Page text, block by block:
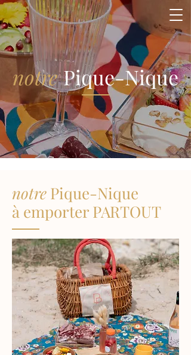
notrePique-Nique
notre Pique-Nique
à emporter PARTOUT